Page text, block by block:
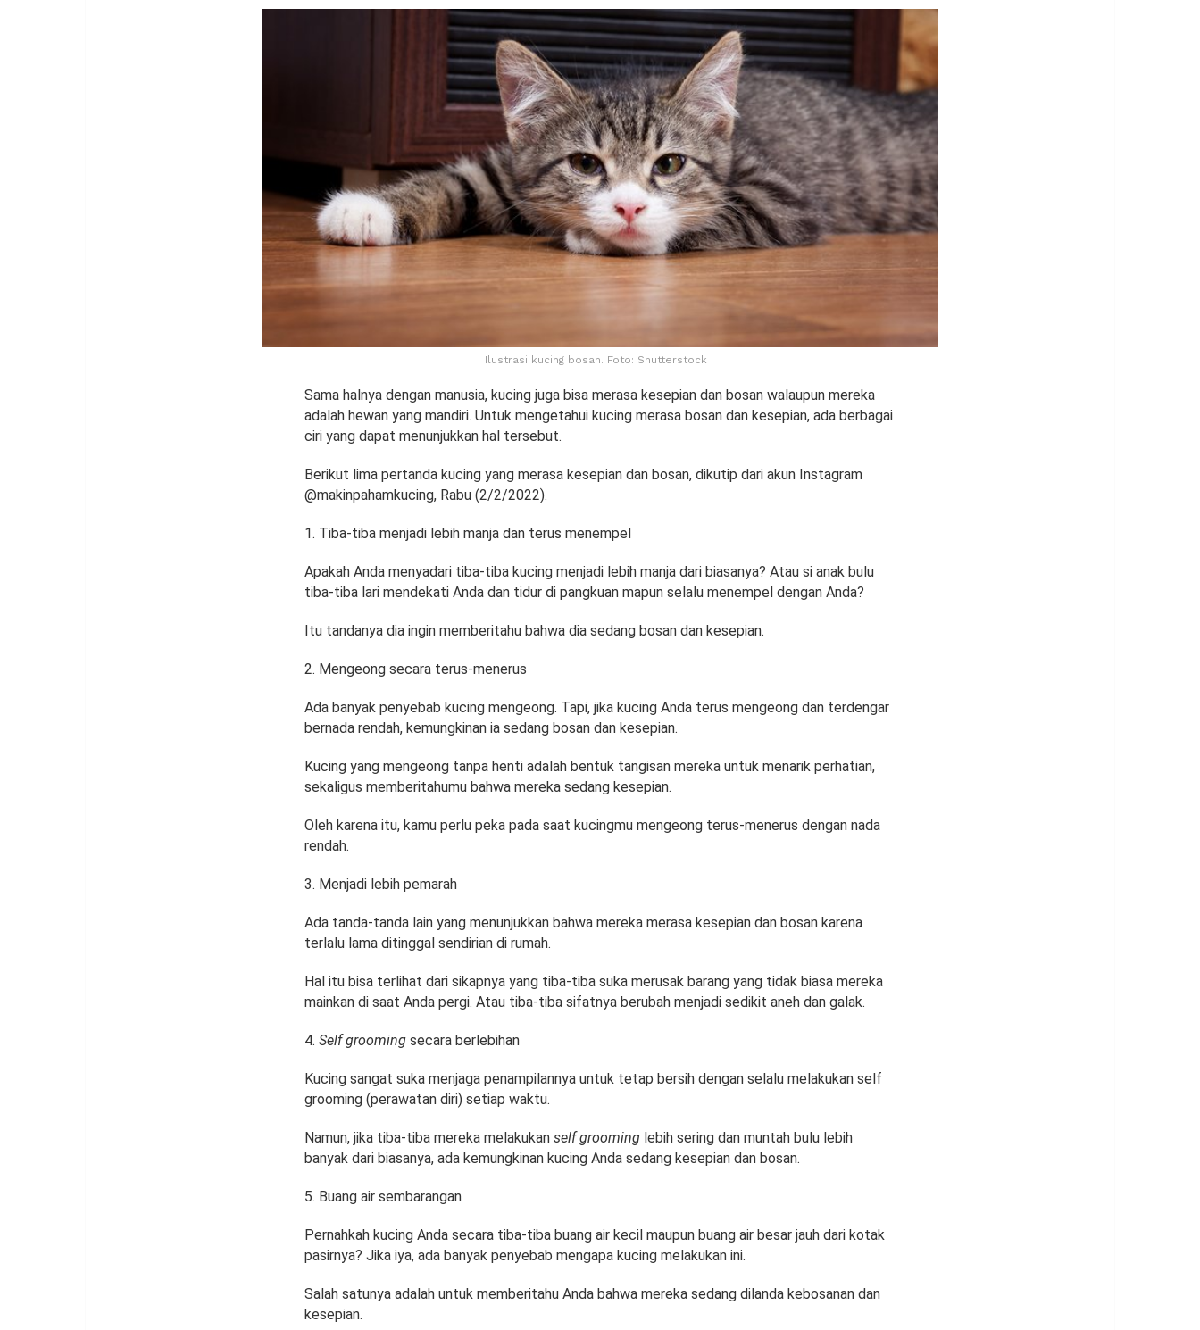
Ilustrasi kucing bosan. Foto: Shutterstock
Sama halnya dengan manusia, kucing juga bisa merasa kesepian dan bosan walaupun mereka
adalah hewan yang mandiri. Untuk mengetahui kucing merasa bosan dan kesepian, ada berbagai
ciri yang dapat menunjukkan hal tersebut.
Berikut lima pertanda kucing yang merasa kesepian dan bosan, dikutip dari akun Instagram
@makinpahamkucing, Rabu (2/2/2022).
Tiba-tiba menjadi lebih manja dan terus menempel
Apakah Anda menyadari tiba-tiba kucing menjadi lebih manja dari biasanya? Atau si anak bulu
tiba-tiba lari mendekati Anda dan tidur di pangkuan mapun selalu menempel dengan Anda?
Itu tandanya dia ingin memberitahu bahwa dia sedang bosan dan kesepian.
Mengeong secara terus-menerus
Ada banyak penyebab kucing mengeong. Tapi, jika kucing Anda terus mengeong dan terdengar
bernada rendah, kemungkinan ia sedang bosan dan kesepian.
Kucing yang mengeong tanpa henti adalah bentuk tangisan mereka untuk menarik perhatian,
sekaligus memberitahumu bahwa mereka sedang kesepian.
Oleh karena itu, kamu perlu peka pada saat kucingmu mengeong terus-menerus dengan nada
rendah.
Menjadi lebih pemarah
Ada tanda-tanda lain yang menunjukkan bahwa mereka merasa kesepian dan bosan karena
terlalu lama ditinggal sendirian di rumah.
Hal itu bisa terlihat dari sikapnya yang tiba-tiba suka merusak barang yang tidak biasa mereka
mainkan di saat Anda pergi. Atau tiba-tiba sifatnya berubah menjadi sedikit aneh dan galak.
Self grooming secara berlebihan
Kucing sangat suka menjaga penampilannya untuk tetap bersih dengan selalu melakukan self
grooming (perawatan diri) setiap waktu.
Namun, jika tiba-tiba mereka melakukan self grooming lebih sering dan muntah bulu lebih
banyak dari biasanya, ada kemungkinan kucing Anda sedang kesepian dan bosan.
Buang air sembarangan
Pernahkah kucing Anda secara tiba-tiba buang air kecil maupun buang air besar jauh dari kotak
pasirnya? Jika iya, ada banyak penyebab mengapa kucing melakukan ini.
Salah satunya adalah untuk memberitahu Anda bahwa mereka sedang dilanda kebosanan dan
kesepian.